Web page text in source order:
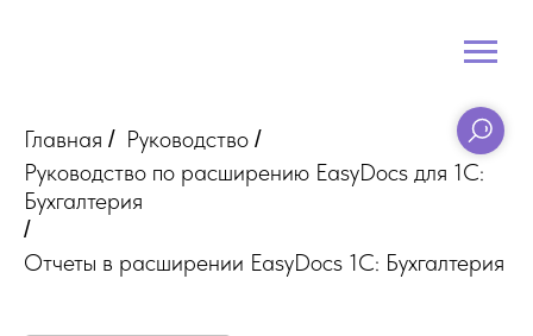
Главная / Руководство /
Руководство по расширению EasyDocs для 1С:
Бухгалтерия
/
Отчеты в расширении EasyDocs 1C: Бухгалтерия